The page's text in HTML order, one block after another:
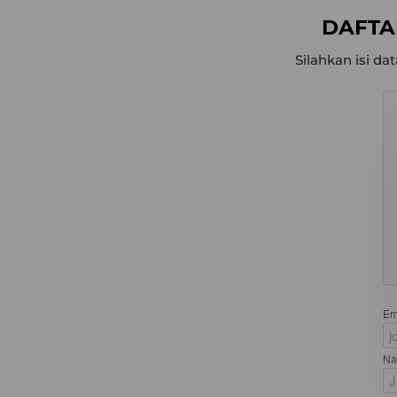
Silahkan isi